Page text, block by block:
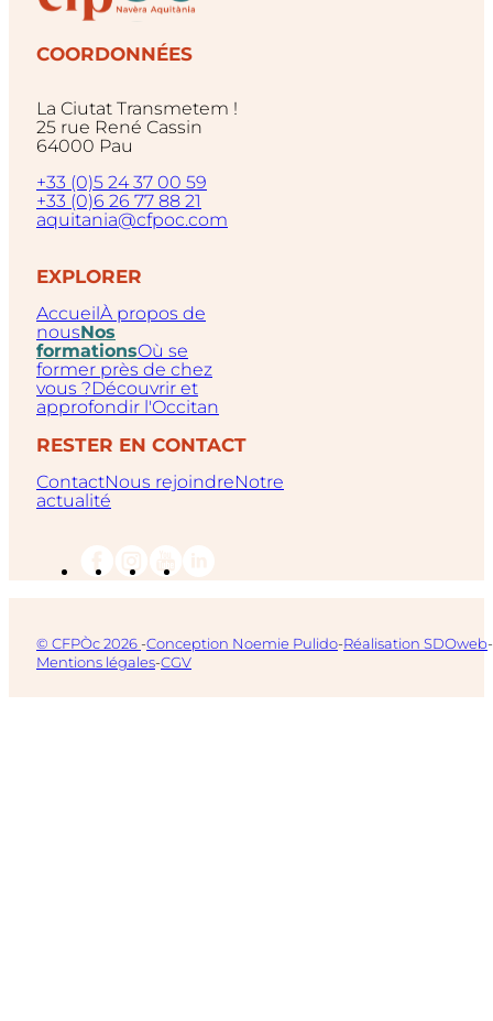
COORDONNÉES
La Ciutat Transmetem !
25 rue René Cassin
64000 Pau
+33 (0)5 24 37 00 59
+33 (0)6 26 77 88 21
aquitania@cfpoc.com
EXPLORER
AccueilÀ propos de
nousNos
formationsOù se
former près de chez
vous ?Découvrir et
approfondir l'Occitan
RESTER EN CONTACT
ContactNous rejoindreNotre
actualité
© CFPÒc 2026-Conception Noemie Pulido-Réalisation SDOweb-
Mentions légales-CGV